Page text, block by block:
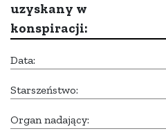
uzyskany w
konspiracji:
Data:
Starszeństwo:
Organ nadający: